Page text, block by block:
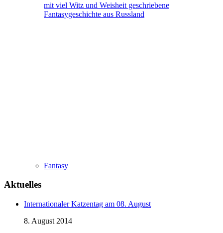
mit viel Witz und Weisheit geschriebene
Fantasygeschichte aus Russland
Fantasy
Aktuelles
Internationaler Katzentag am 08. August
8. August 2014